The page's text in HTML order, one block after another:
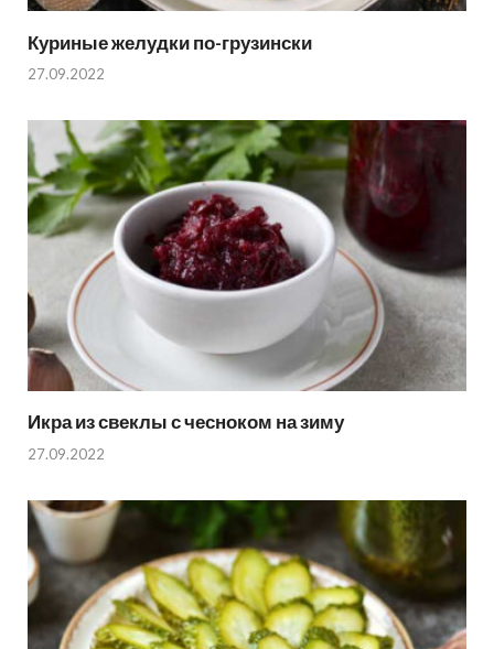
Куриные желудки по-грузински
27.09.2022
Икра из свеклы с чесноком на зиму
27.09.2022